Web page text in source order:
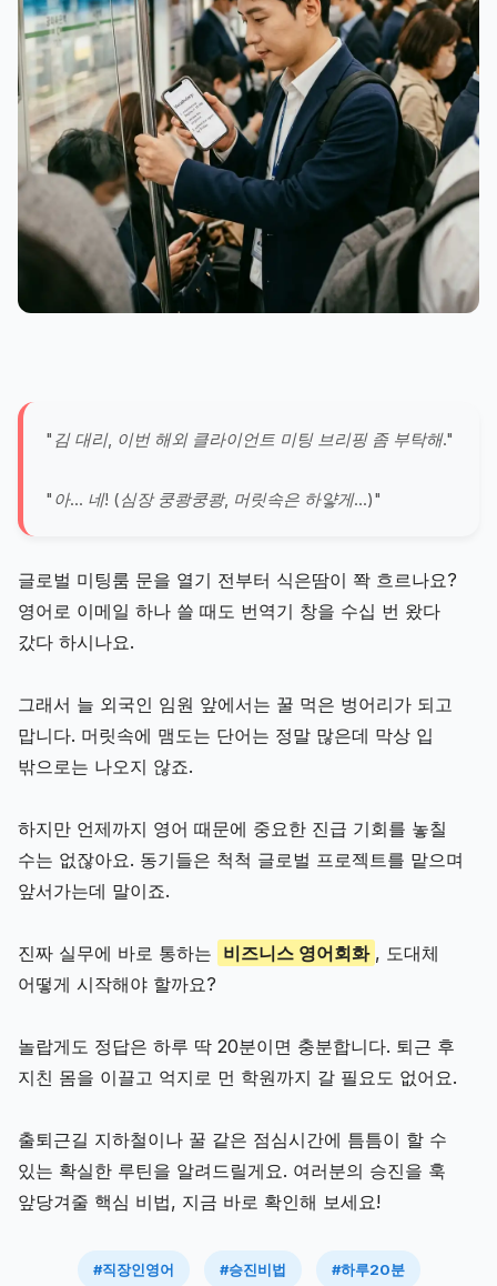
"김 대리, 이번 해외 클라이언트 미팅 브리핑 좀 부탁해."
"아... 네! (심장 쿵쾅쿵쾅, 머릿속은 하얗게...)"
글로벌 미팅룸 문을 열기 전부터 식은땀이 쫙 흐르나요?
영어로 이메일 하나 쓸 때도 번역기 창을 수십 번 왔다
갔다 하시나요.
그래서 늘 외국인 임원 앞에서는 꿀 먹은 벙어리가 되고
맙니다. 머릿속에 맴도는 단어는 정말 많은데 막상 입
밖으로는 나오지 않죠.
하지만 언제까지 영어 때문에 중요한 진급 기회를 놓칠
수는 없잖아요. 동기들은 척척 글로벌 프로젝트를 맡으며
앞서가는데 말이죠.
진짜 실무에 바로 통하는 비즈니스 영어회화 , 도대체
어떻게 시작해야 할까요?
놀랍게도 정답은 하루 딱 20분이면 충분합니다. 퇴근 후
지친 몸을 이끌고 억지로 먼 학원까지 갈 필요도 없어요.
출퇴근길 지하철이나 꿀 같은 점심시간에 틈틈이 할 수
있는 확실한 루틴을 알려드릴게요. 여러분의 승진을 훅
앞당겨줄 핵심 비법, 지금 바로 확인해 보세요!
#직장인영어 #승진비법 #하루20분